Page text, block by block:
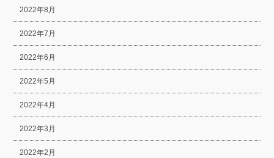
2022年8月
2022年7月
2022年6月
2022年5月
2022年4月
2022年3月
2022年2月